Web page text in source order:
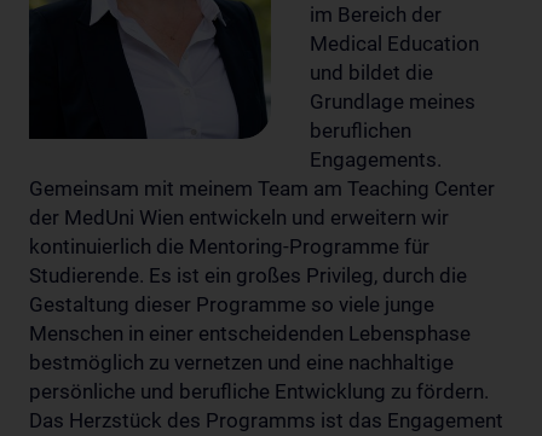
im Bereich der
Medical Education
und bildet die
Grundlage meines
beruflichen
Engagements.
Gemeinsam mit meinem Team am Teaching Center
der MedUni Wien entwickeln und erweitern wir
kontinuierlich die Mentoring-Programme für
Studierende. Es ist ein großes Privileg, durch die
Gestaltung dieser Programme so viele junge
Menschen in einer entscheidenden Lebensphase
bestmöglich zu vernetzen und eine nachhaltige
persönliche und berufliche Entwicklung zu fördern.
Das Herzstück des Programms ist das Engagement